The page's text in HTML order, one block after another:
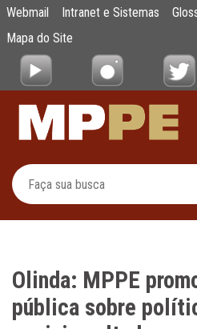
Pular para o Conteúdo principal
Olinda: MPPE
Webmail Intranet e Sistemas
Mapa do Site
Olinda: MPPE
pública sobre